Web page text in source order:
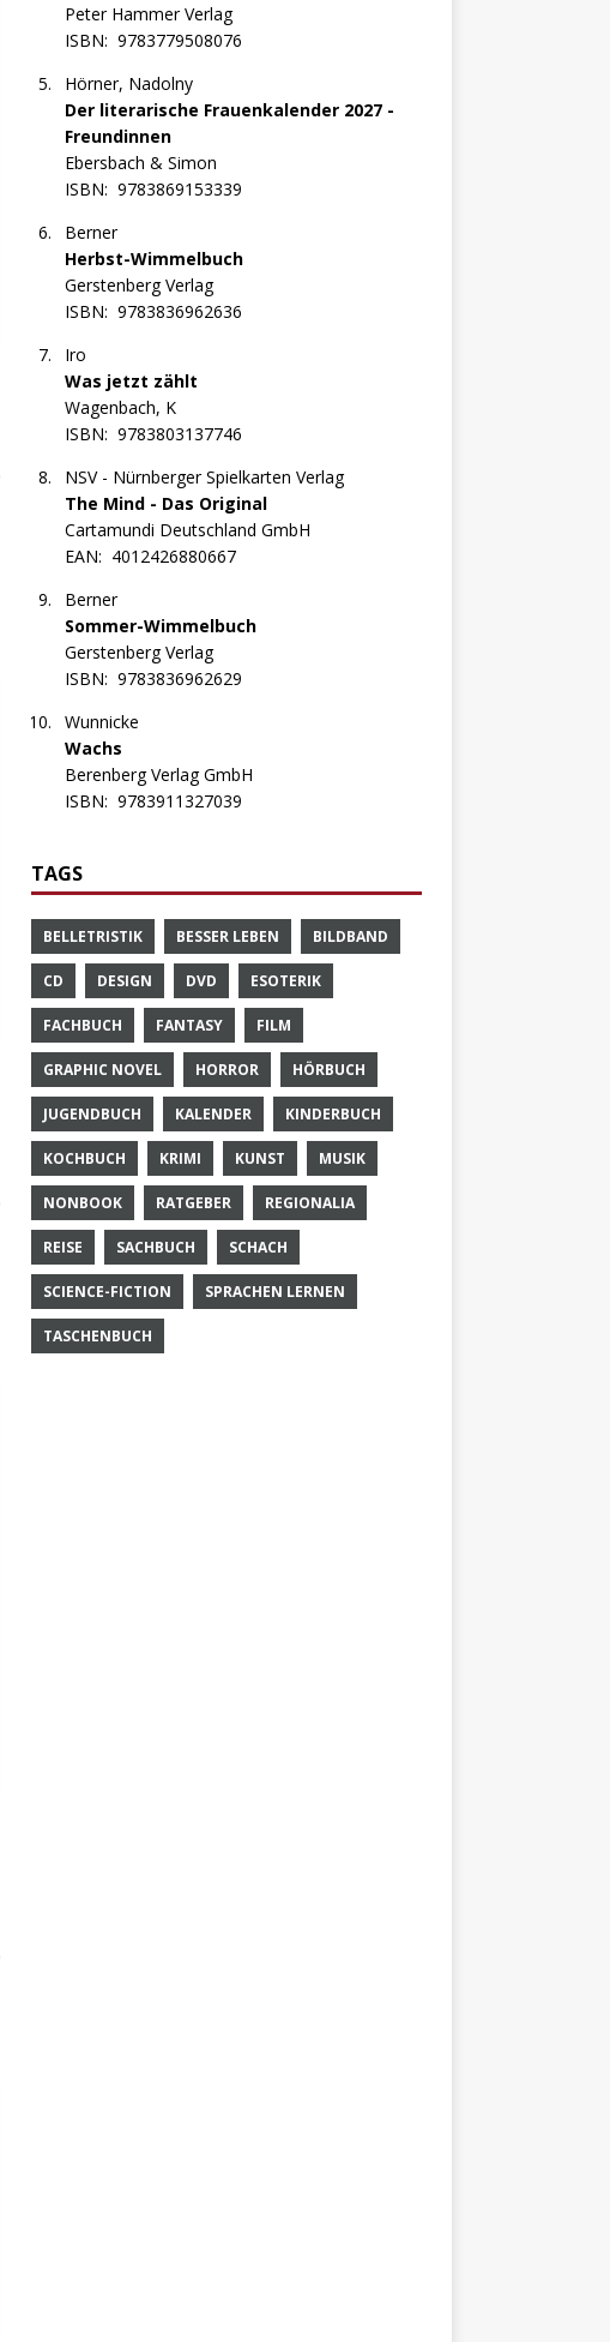
Peter Hammer Verlag
ISBN: 9783779508076
Hörner, Nadolny
Der literarische Frauenkalender 2027 -
Freundinnen
Ebersbach & Simon
ISBN: 9783869153339
Berner
Herbst-Wimmelbuch
Gerstenberg Verlag
ISBN: 9783836962636
Iro
Was jetzt zählt
Wagenbach, K
ISBN: 9783803137746
NSV - Nürnberger Spielkarten Verlag
The Mind - Das Original
Cartamundi Deutschland GmbH
EAN: 4012426880667
Berner
Sommer-Wimmelbuch
Gerstenberg Verlag
ISBN: 9783836962629
Wunnicke
Wachs
Berenberg Verlag GmbH
ISBN: 9783911327039
TAGS
BELLETRISTIK BESSER LEBEN BILDBAND
CD DESIGN DVD ESOTERIK
FACHBUCH FANTASY FILM
GRAPHIC NOVEL HORROR HÖRBUCH
JUGENDBUCH KALENDER KINDERBUCH
KOCHBUCH KRIMI KUNST MUSIK
NONBOOK RATGEBER REGIONALIA
REISE SACHBUCH SCHACH
SCIENCE-FICTION SPRACHEN LERNEN
TASCHENBUCH